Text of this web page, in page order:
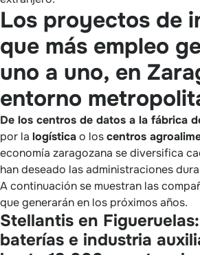
Los proyectos de
que más empleo
uno a uno, en
entorno
De los centros de datos a la fábrica
por la logísticao loscentros
economía zaragozana se diversifica
han deseado las administraciones
A continuación se muestran las
que generarán en los próximos años.
Stellantis en
baterías e industria